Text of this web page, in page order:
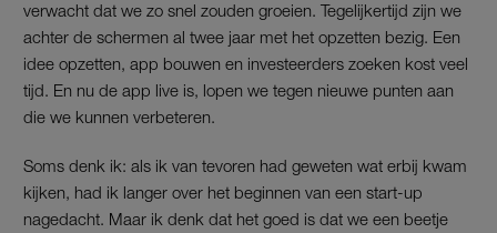
verwacht dat we zo snel zouden groeien. Tegelijkertijd zijn we
achter de schermen al twee jaar met het opzetten bezig. Een
idee opzetten, app bouwen en investeerders zoeken kost veel
tijd. En nu de app live is, lopen we tegen nieuwe punten aan
die we kunnen verbeteren.
Soms denk ik: als ik van tevoren had geweten wat erbij kwam
kijken, had ik langer over het beginnen van een start-up
nagedacht. Maar ik denk dat het goed is dat we een beetje